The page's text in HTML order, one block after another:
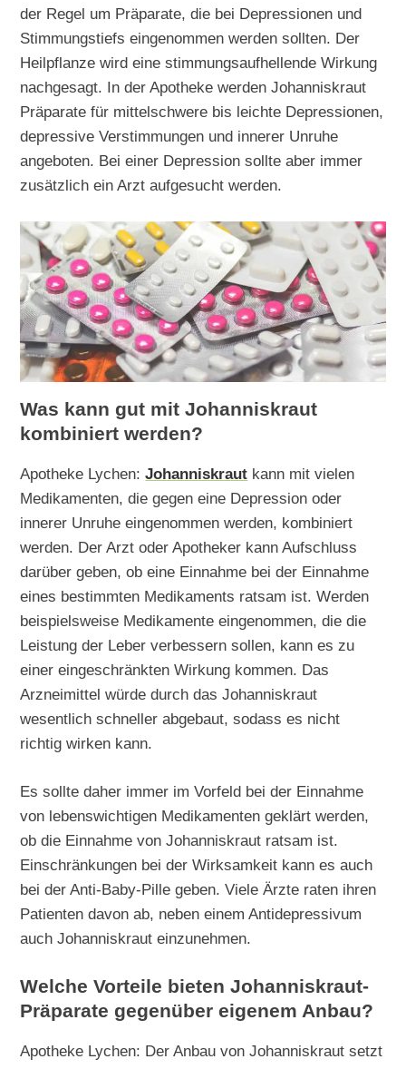
der Regel um Präparate, die bei Depressionen und
Stimmungstiefs eingenommen werden sollten. Der
Heilpflanze wird eine stimmungsaufhellende Wirkung
nachgesagt. In der Apotheke werden Johanniskraut
Präparate für mittelschwere bis leichte Depressionen,
depressive Verstimmungen und innerer Unruhe
angeboten. Bei einer Depression sollte aber immer
zusätzlich ein Arzt aufgesucht werden.
Was kann gut mit Johanniskraut
kombiniert werden?
Apotheke Lychen:Johanniskraut kann mit vielen
Medikamenten, die gegen eine Depression oder
innerer Unruhe eingenommen werden, kombiniert
werden. Der Arzt oder Apotheker kann Aufschluss
darüber geben, ob eine Einnahme bei der Einnahme
eines bestimmten Medikaments ratsam ist. Werden
beispielsweise Medikamente eingenommen, die die
Leistung der Leber verbessern sollen, kann es zu
einer eingeschränkten Wirkung kommen. Das
Arzneimittel würde durch das Johanniskraut
wesentlich schneller abgebaut, sodass es nicht
richtig wirken kann.
Es sollte daher immer im Vorfeld bei der Einnahme
von lebenswichtigen Medikamenten geklärt werden,
ob die Einnahme von Johanniskraut ratsam ist.
Einschränkungen bei der Wirksamkeit kann es auch
bei der Anti-Baby-Pille geben. Viele Ärzte raten ihren
Patienten davon ab, neben einem Antidepressivum
auch Johanniskraut einzunehmen.
Welche Vorteile bieten Johanniskraut-
Präparate gegenüber eigenem Anbau?
Apotheke Lychen: Der Anbau von Johanniskraut setzt